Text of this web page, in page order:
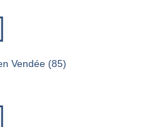
Vendée (85)